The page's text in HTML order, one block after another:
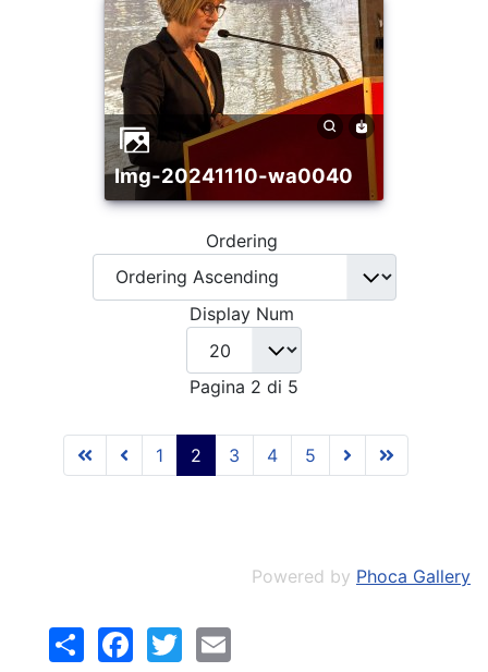
img-20241110-wa0040
Ordering
Display Num
Pagina 2 di 5
1 2 3 4 5
Powered by Phoca Gallery
ShareFacebook
Twitter